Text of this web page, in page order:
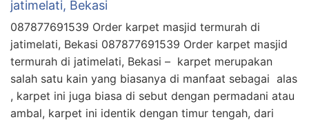
jatimelati, Bekasi
087877691539 Order karpet masjid termurah di
jatimelati, Bekasi 087877691539 Order karpet masjid
termurah di jatimelati, Bekasi – karpet merupakan
salah satu kain yang biasanya di manfaat sebagai alas
, karpet ini juga biasa di sebut dengan permadani atau
ambal, karpet ini identik dengan timur tengah, dari